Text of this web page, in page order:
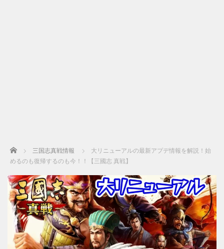
Home 三国志真戦情報
大リニューアルの最新アプデ情報を解説！始
めるのも復帰するのも今！！【三國志 真戦】